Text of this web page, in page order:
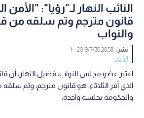
النائب النهار لـ"رؤيا": "الأمن
قانون مترجم وتم سلقه من
والنواب
نشر :20:58 2019/7/30
|
الأردن
اعتبر عضو مجلس النواب، فضيل النهار، أن
الذي أقر الثلاثاء، هو قانون مترجم، وتم
والحكومة بجلسة واحدة.